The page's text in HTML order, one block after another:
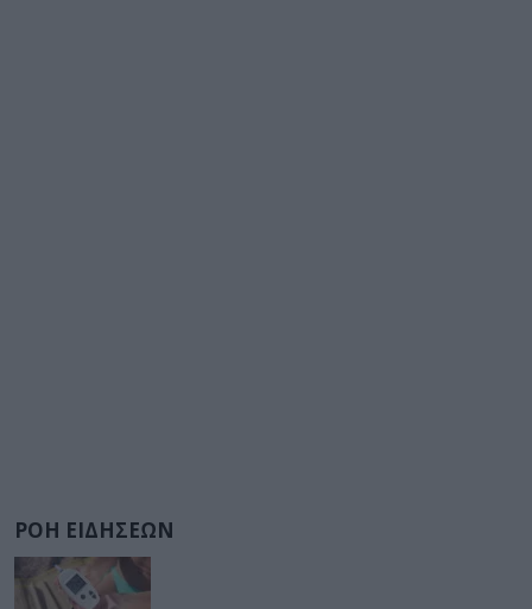
ΡΟΗ ΕΙΔΗΣΕΩΝ